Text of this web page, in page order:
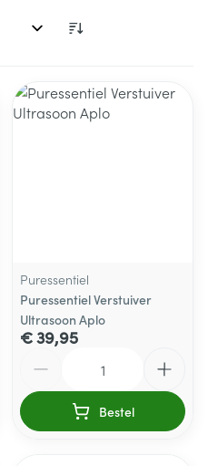
Puressentiel
Puressentiel Verstuiver
Ultrasoon Aplo
€ 39,95
Bestel